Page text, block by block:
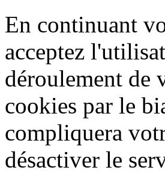
En continuant
acceptez
déroulement de
cookies par le
compliquera
désactiver le